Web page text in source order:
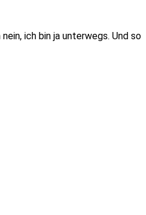
ich bin ja unterwegs. Und so